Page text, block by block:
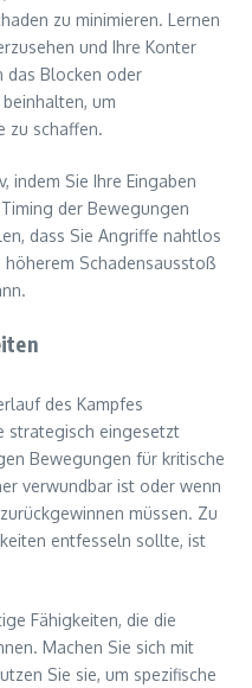
zu minimieren. Lernen
und Ihre Konter
das Blocken oder
um
zu schaffen.
indem Sie Ihre Eingaben
der Bewegungen
dass Sie Angriffe nahtlos
Schadensausstoß
des Kampfes
strategisch eingesetzt
Bewegungen für kritische
verwundbar ist oder wenn
müssen. Zu
entfesseln sollte, ist
Fähigkeiten, die die
Machen Sie sich mit
Sie sie, um spezifische